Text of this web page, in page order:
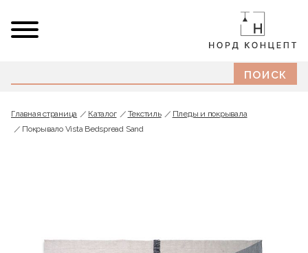
Главная страница Каталог Текстиль
Пледы и покрывала
Покрывало Vista Bedspread Sand